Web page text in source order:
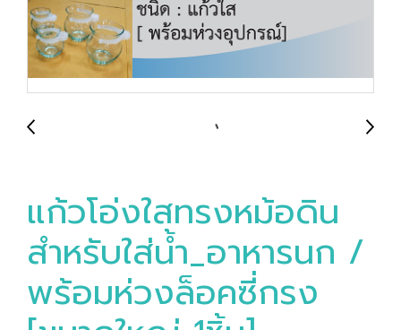
แก้วโอ่งใสทรงหม้อดิน
สำหรับใส่น้ำ_อาหารนก /
พร้อมห่วงล็อคซี่กรง